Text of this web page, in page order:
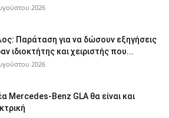
2026
Παράταση για να δώσουν εξηγήσεις
ιδιοκτήτης και χειριστής που...
2026
Mercedes-Benz GLA θα είναι και